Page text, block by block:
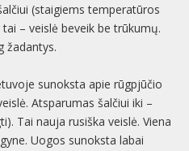
(staigiems temperatūros
– veislė beveik be trūkumų.
žadantys.
sunoksta apie rūgpjūčio
Atsparumas šalčiui iki –
Tai nauja rusiška veislė. Viena
Uogos sunoksta labai